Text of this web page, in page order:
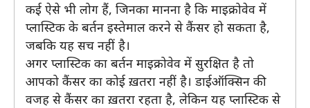
कई ऐसे भी लोग हैं, जिनका मानना है कि माइक्रोवेव में
प्लास्टिक के बर्तन इस्तेमाल करने से कैंसर हो सकता है,
जबकि यह सच नहीं है।
अगर प्लास्टिक का बर्तन माइक्रोवेव में सुरक्षित है तो
आपको कैंसर का कोई ख़तरा नहीं है। डाईऑक्सिन की
वजह से कैंसर का ख़तरा रहता है, लेकिन यह प्लास्टिक से